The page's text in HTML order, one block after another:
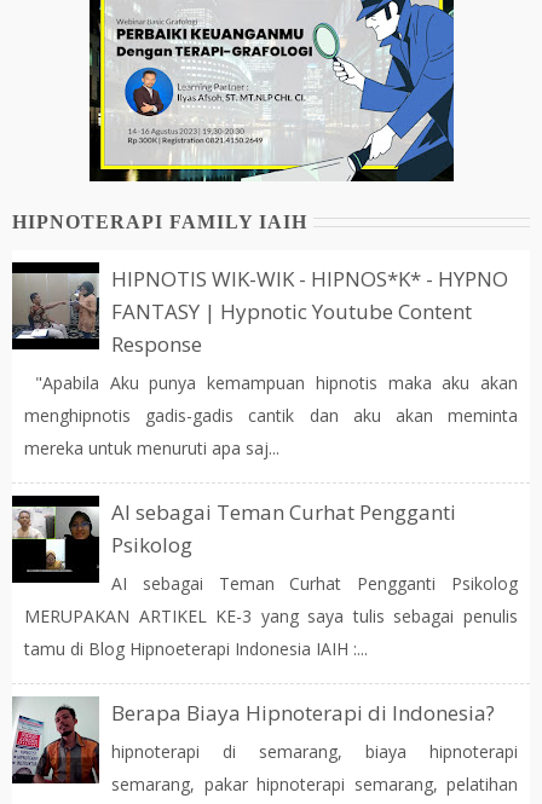
HIPNOTERAPI FAMILY IAIH
HIPNOTIS WIK-WIK - HIPNOS*K* - HYPNO
FANTASY | Hypnotic Youtube Content
Response
"Apabila Aku punya kemampuan hipnotis maka aku akan
menghipnotis gadis-gadis cantik dan aku akan meminta
mereka untuk menuruti apa saj...
AI sebagai Teman Curhat Pengganti
Psikolog
AI sebagai Teman Curhat Pengganti Psikolog
MERUPAKAN ARTIKEL KE-3 yang saya tulis sebagai penulis
tamu di Blog Hipnoeterapi Indonesia IAIH :...
Berapa Biaya Hipnoterapi di Indonesia?
hipnoterapi di semarang, biaya hipnoterapi
semarang, pakar hipnoterapi semarang, pelatihan